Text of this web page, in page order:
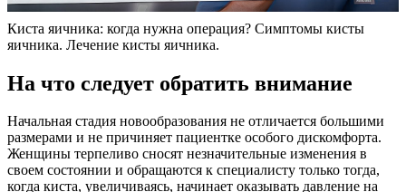
Киста яичника: когда нужна операция? Симптомы кисты
яичника. Лечение кисты яичника.
На что следует обратить внимание
Начальная стадия новообразования не отличается большими
размерами и не причиняет пациентке особого дискомфорта.
Женщины терпеливо сносят незначительные изменения в
своем состоянии и обращаются к специалисту только тогда,
когда киста, увеличиваясь, начинает оказывать давление на